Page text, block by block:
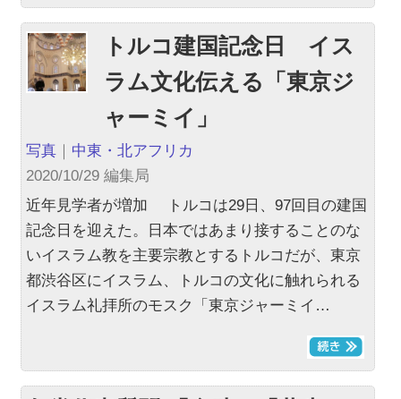
トルコ建国記念日 イス
ラム文化伝える「東京ジ
ャーミイ」
写真 ｜ 中東・北アフリカ
2020/10/29 編集局
近年見学者が増加 トルコは29日、97回目の建国
記念日を迎えた。日本ではあまり接することのな
いイスラム教を主要宗教とするトルコだが、東京
都渋谷区にイスラム、トルコの文化に触れられる
イスラム礼拝所のモスク「東京ジャーミイ…